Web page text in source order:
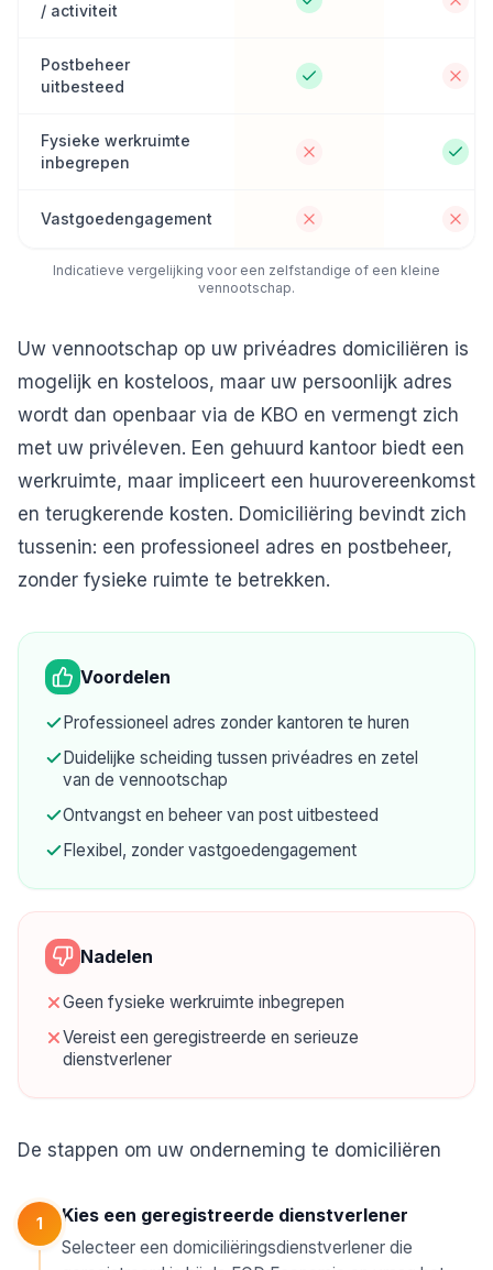
/ activiteit
Postbeheer
uitbesteed
Fysieke werkruimte
inbegrepen
Vastgoedengagement
Indicatieve vergelijking voor een zelfstandige of een kleine
vennootschap.
Uw vennootschap op uw privéadres domiciliëren is
mogelijk en kosteloos, maar uw persoonlijk adres
wordt dan openbaar via de KBO en vermengt zich
met uw privéleven. Een gehuurd kantoor biedt een
werkruimte, maar impliceert een huurovereenkomst
en terugkerende kosten. Domiciliëring bevindt zich
tussenin: een professioneel adres en postbeheer,
zonder fysieke ruimte te betrekken.
Voordelen
Professioneel adres zonder kantoren te huren
Duidelijke scheiding tussen privéadres en zetel
van de vennootschap
Ontvangst en beheer van post uitbesteed
Flexibel, zonder vastgoedengagement
Nadelen
Geen fysieke werkruimte inbegrepen
Vereist een geregistreerde en serieuze
dienstverlener
De stappen om uw onderneming te domiciliëren
1 Kies een geregistreerde dienstverlener
Selecteer een domiciliëringsdienstverlener die